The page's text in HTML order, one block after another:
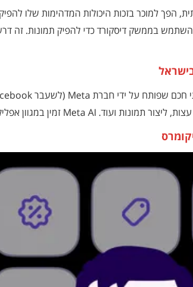
הפך למוכר בזכות היכולות המדהימות שלו
בממשק דיסקורד כדי להפיק תמונות.